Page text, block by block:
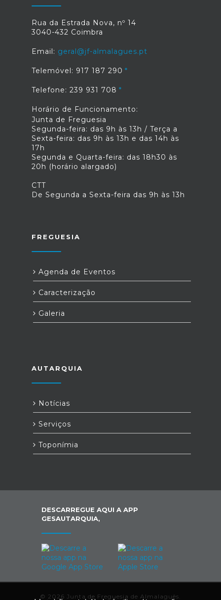
Rua da Estrada Nova, nº 14
3040-432 Coimbra
Email: geral@jf-almalagues.pt
Telemóvel: 917 187 290
Telefone: 239 931 708
Horário de Funcionamento:
Junta de Freguesia
Segunda-feira: das 9h às 13h / Terça a
Sexta-feira: das 9h às 13h e das 14h às
17h
Segunda e Quarta-feira: das 18h30 às
20h (horário alargado)
CTT
De Segunda a Sexta-feira das 9h às 13h
FREGUESIA
Agenda de Eventos
Caracterização
Galeria
AUTARQUIA
Notícias
Serviços
Toponímia
DESCARREGUE AQUI A APP
GESAUTARQUIA,
© 2026 Junta de Freguesia de Almalaguês.